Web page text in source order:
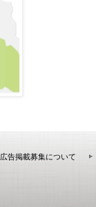
広告掲載募集について